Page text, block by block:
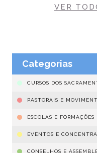
VER
Categorias
CURSOS DOS
PASTORAIS E
ESCOLAS E FORMAÇÕES
EVENTOS E
CONSELHOS E